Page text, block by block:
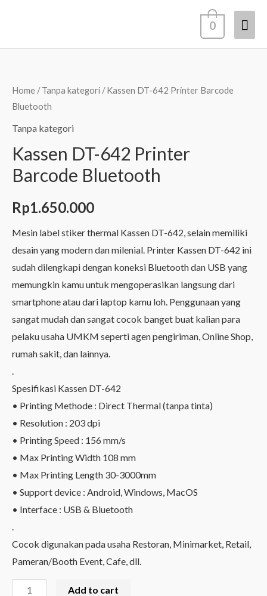
0
Home /Tanpa kategori / Kassen DT-642 Printer Barcode
Bluetooth
Tanpa kategori
Kassen DT-642 Printer
Barcode Bluetooth
Rp1.650.000
Mesin label stiker thermal Kassen DT-642, selain memiliki
desain yang modern dan milenial. Printer Kassen DT-642 ini
sudah dilengkapi dengan koneksi Bluetooth dan USB yang
memungkin kamu untuk mengoperasikan langsung dari
smartphone atau dari laptop kamu loh. Penggunaan yang
sangat mudah dan sangat cocok banget buat kalian para
pelaku usaha UMKM seperti agen pengiriman, Online Shop,
rumah sakit, dan lainnya.
.
Spesifikasi Kassen DT-642
• Printing Methode : Direct Thermal (tanpa tinta)
• Resolution : 203 dpi
• Printing Speed : 156 mm/s
• Max Printing Width 108 mm
• Max Printing Length 30-3000mm
• Support device : Android, Windows, MacOS
• Interface : USB & Bluetooth
.
Cocok digunakan pada usaha Restoran, Minimarket, Retail,
Pameran/Booth Event, Cafe, dll.
Kassen
Add to cart